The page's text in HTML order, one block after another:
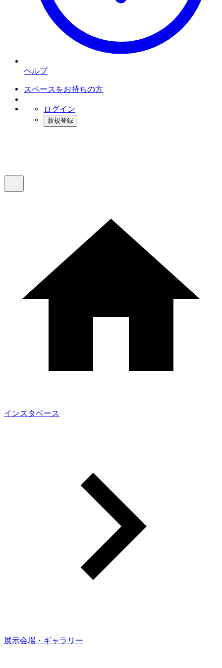
ヘルプ
スペースをお持ちの方
ログイン
新規登録
インスタベース
展示会場・ギャラリー